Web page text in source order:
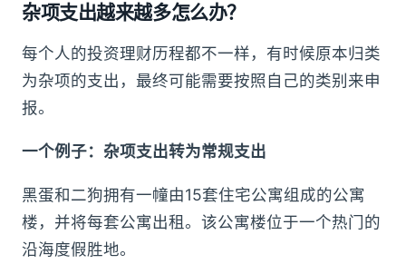
杂项支出越来越多怎么办？
每个人的投资理财历程都不一样，有时候原本归类
为杂项的支出，最终可能需要按照自己的类别来申
报。
一个例子：杂项支出转为常规支出
黑蛋和二狗拥有一幢由15套住宅公寓组成的公寓
楼，并将每套公寓出租。该公寓楼位于一个热门的
沿海度假胜地。